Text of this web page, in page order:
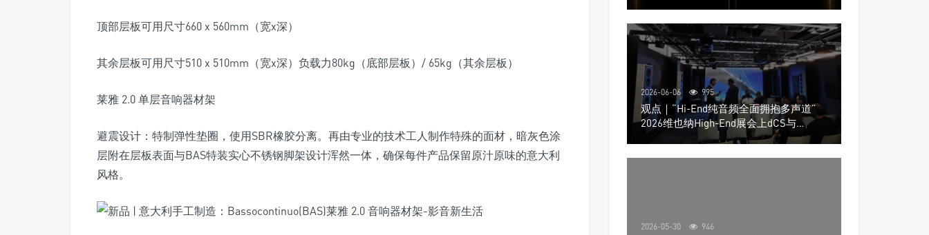
顶部层板可用尺寸660 x 560mm（宽x深）
其余层板可用尺寸510 x 510mm（宽x深）负载力80kg（底部层板）/ 65kg（其余层板）
莱雅 2.0 单层音响器材架
避震设计：特制弹性垫圈，使用SBR橡胶分离。再由专业的技术工人制作特殊的面材，暗灰色涂
层附在层板表面与BAS特装实心不锈钢脚架设计浑然一体，确保每件产品保留原汁原味的意大利
风格。
2026-06-06 995
观点｜“Hi-End纯音频全面拥抱多声道”
2026维也纳High-End展会上dCS与
Trinnov Audio搭建多声道演示系统
2026-05-30 946